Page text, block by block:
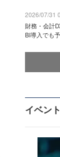
2026/07/31
財務・会計
BI導入でも
イベント